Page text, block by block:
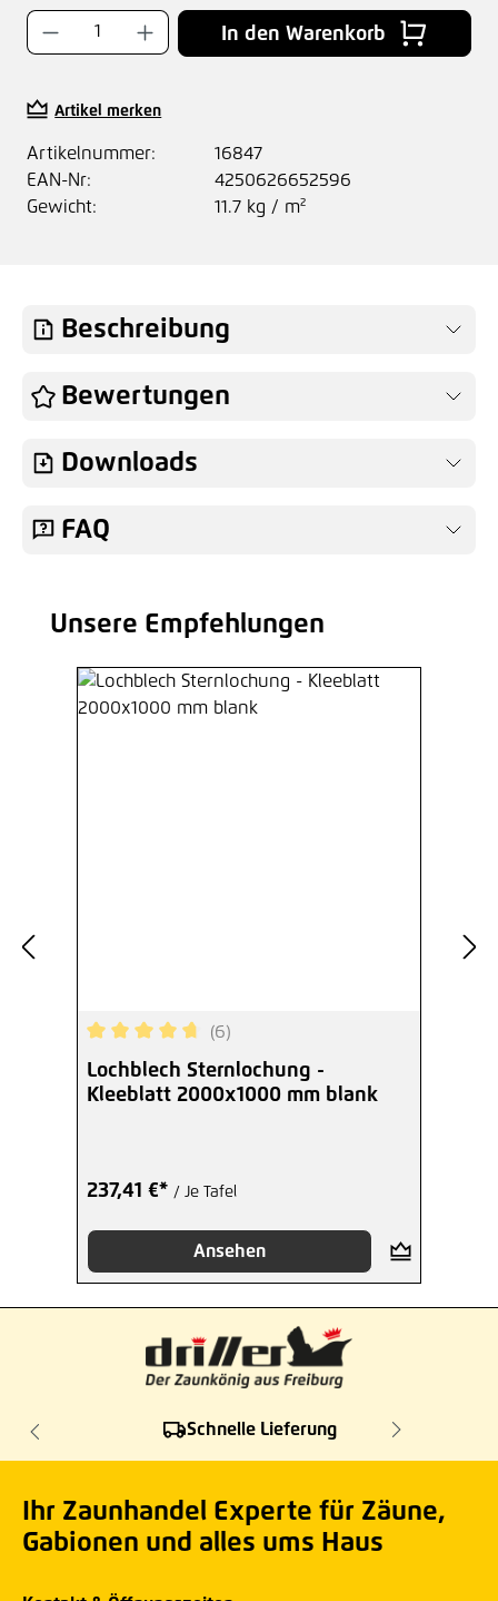
Produkt Anzahl: Gib den gewünschten
In den Warenkorb
Artikel merken
Artikelnummer:
16847
EAN-Nr:
4250626652596
Gewicht:
11.7 kg / m²
Beschreibung
Bewertungen
Downloads
FAQ
Produktgalerie überspringen
Unsere Empfehlungen
Durchschnittliche Bewertung von 4.67 von 5
(6)
Lochblech Sternlochung -
Kleeblatt 2000x1000 mm blank
237,41 €* / Je Tafel
Ansehen
Schnelle Lieferung
Ihr Zaunhandel Experte für Zäune,
Gabionen und alles ums Haus